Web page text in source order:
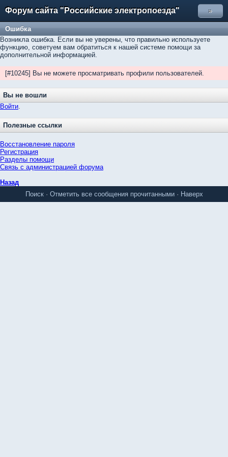
Форум сайта "Российские электропоезда" »
Ошибка
Возникла ошибка. Если вы не уверены, что правильно используете
функцию, советуем вам обратиться к нашей системе помощи за
дополнительной информацией.
[#10245] Вы не можете просматривать профили пользователей.
Вы не вошли
Войти.
Полезные ссылки
Восстановление пароля
Регистрация
Разделы помощи
Связь с администрацией форума
Назад
Поиск· Отметить все сообщения прочитанными· Наверх